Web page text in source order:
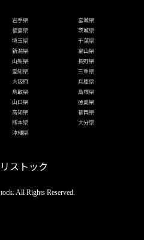
岩手県
宮城県
福島県
茨城県
埼玉県
千葉県
新潟県
富山県
山梨県
長野県
愛知県
三重県
大阪府
兵庫県
鳥取県
島根県
山口県
徳島県
高知県
福岡県
熊本県
大分県
沖縄県
All Rights Reserved.